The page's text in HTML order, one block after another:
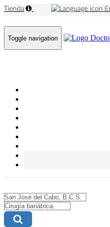
Tienda
Toggle navigation
City